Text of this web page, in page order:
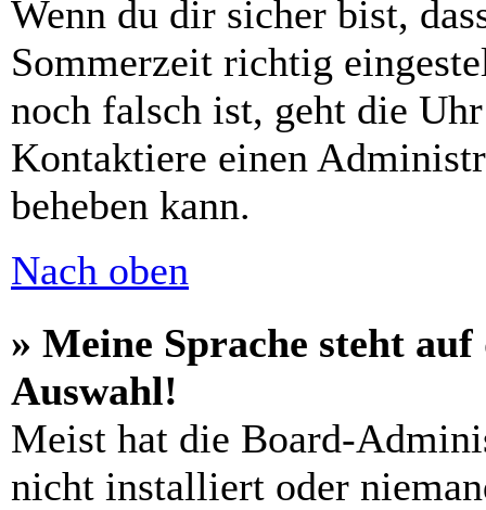
Wenn du dir sicher bist,
Sommerzeit richtig
noch falsch ist, geht die
Kontaktiere einen
beheben kann.
Nach oben
» Meine Sprache steht
Auswahl!
Meist hat die Board-
nicht installiert oder